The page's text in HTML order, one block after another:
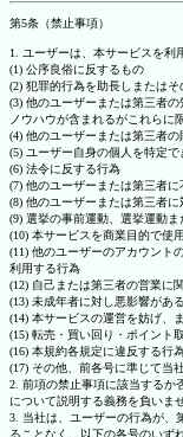
第5条（禁止事項）
1. ユーザーは、本サービスを利
(1) 公序良俗に反するもの
(2) 犯罪的行為を助長しまたは
(3) 他のユーザーまたは第三者
ノウハウが含まれるがこれらに
(4) 他のユーザーまたは第三者
(5) ユーザー自身の個人を特定
(6) 法令に反する行為
(7) 他のユーザーまたは第三者
(8) 他のユーザーまたは第三者
(9) 選挙の事前運動、選挙運動
(10) 本サービスを商業目的で使
(11) 他のユーザーのアカウント
利用する行為
(12) 自己または第三者の営業に
(13) 未成年者に対し悪影響があ
(14) 本サービスの運営を妨げ、
(15) 転売・買い回り・ポイント
(16) 本規約各規定に違反する行
(17) その他、前各号に準じて当
2. 前項の禁止事項に該当するか
について説明する義務を負いませ
3. 当社は、ユーザーの行為が、
ることなく、以下の各号のいず